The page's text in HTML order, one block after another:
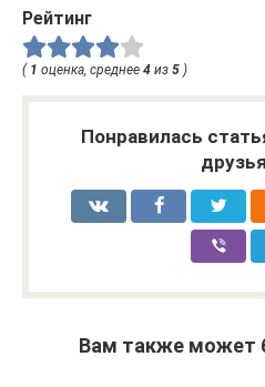
Рейтинг
( 1 оценка, среднее 4 из 5 )
Понравилась
Вам также может